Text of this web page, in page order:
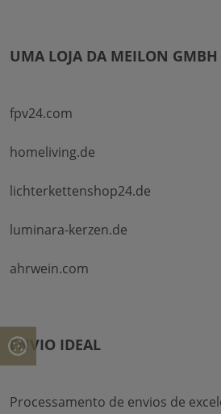
UMA LOJA DA MEILON GMBH
fpv24.com
homeliving.de
lichterkettenshop24.de
luminara-kerzen.de
ahrwein.com
ENVIO IDEAL
Processamento de envios de